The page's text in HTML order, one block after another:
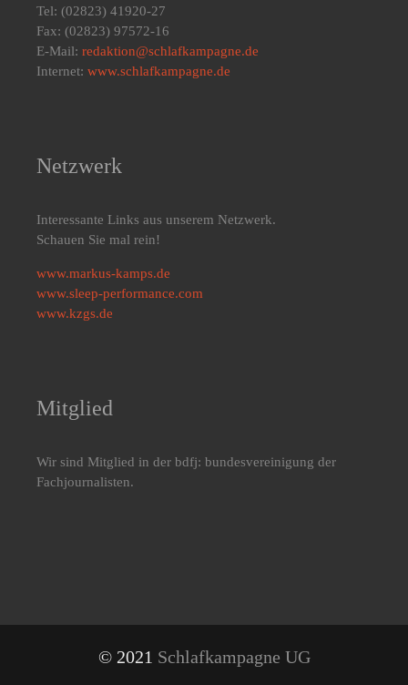
Tel: (02823) 41920-27
Fax: (02823) 97572-16
E-Mail: redaktion@schlafkampagne.de
Internet: www.schlafkampagne.de
Netzwerk
Interessante Links aus unserem Netzwerk.
Schauen Sie mal rein!
www.markus-kamps.de
www.sleep-performance.com
www.kzgs.de
Mitglied
Wir sind Mitglied in der bdfj: bundesvereinigung der
Fachjournalisten.
© 2021 Schlafkampagne UG